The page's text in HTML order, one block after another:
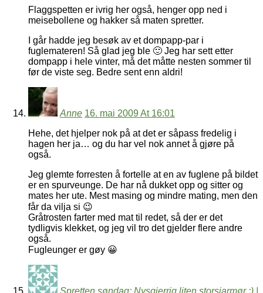
Flaggspetten er ivrig her også, henger opp ned i
meisebollene og hakker så maten spretter.
I går hadde jeg besøk av et dompapp-par i
fuglemateren! Så glad jeg ble 🙂 Jeg har sett etter
dompapp i hele vinter, må det måtte nesten sommer til
før de viste seg. Bedre sent enn aldri!
Anne 16. mai 2009 At 16:01
Hehe, det hjelper nok på at det er såpass fredelig i
hagen her ja… og du har vel nok annet å gjøre på
også.
Jeg glemte forresten å fortelle at en av fuglene på bildet
er en spurveunge. De har nå dukket opp og sitter og
mates her ute. Mest masing og mindre mating, men den
får da vilja si 😉
Gråtrosten farter med mat til redet, så der er det
tydligvis klekket, og jeg vil tro det gjelder flere andre
også.
Fugleunger er gøy 😀